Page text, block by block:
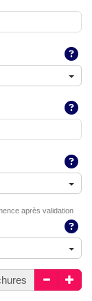
après validation